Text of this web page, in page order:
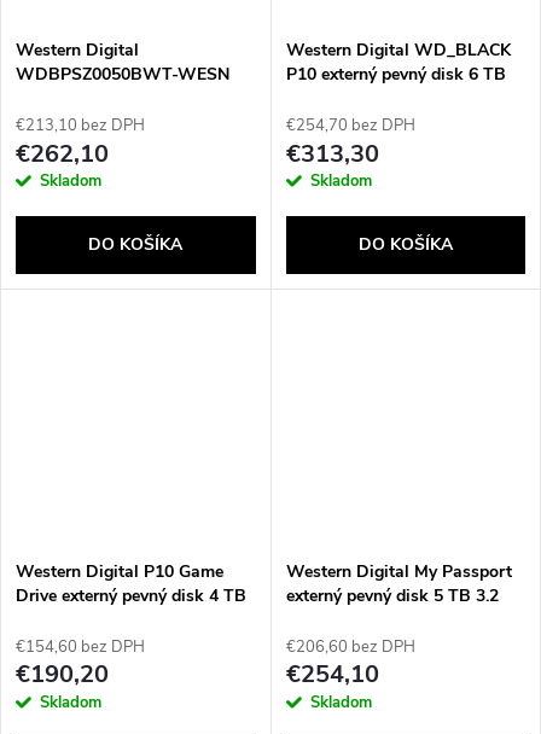
o
v
v
Western Digital
WDBPSZ0050BWT-WESN
USB Typ-A 2.0/3.2 Gen 1 (3.1
Gen 1) Biela
€213,10 bez DPH
€262,10
Skladom
DO KOŠÍKA
Western Digital WD_BLACK
P10 externý pevný disk 6 TB
(3.1 Gen 1) Biela
€254,70 bez DPH
€313,30
Skladom
DO KOŠÍKA
Western Digital P10 Game
Drive externý pevný disk 4 TB
(3.1 Gen 1) Čierna
€154,60 bez DPH
€190,20
Skladom
Western Digital My Passport
externý pevný disk 5 TB 3.2
€206,60 bez DPH
€254,10
Skladom